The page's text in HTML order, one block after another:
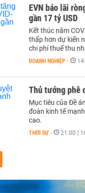
EVN báo lãi
gần 17 tỷ USD
Kết thúc năm
thấp hơn dự kiến
chi phí thuế thu
DOANH NGHIỆP -
Thủ tướng phê
Mục tiêu của Đề
đoàn kinh tế
cao.
THỜI SỰ - 21:00 |